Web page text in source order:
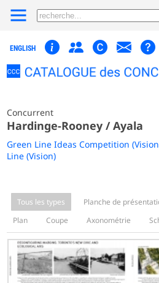
ENGLISH
Concurrent
Hardinge-Rooney / Ayala
Green Line Ideas Competition
Line (Vision)
Tous les types Planche de
Plan
Coupe Axonométrie